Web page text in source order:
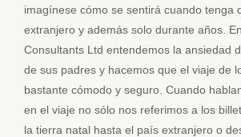
imagínese cómo se sentirá cuando tenga
extranjero y además solo durante años.
Consultants Ltd entendemos la ansiedad
de sus padres y hacemos que el viaje de
bastante cómodo y seguro. Cuando
en el viaje no sólo nos referimos a los
la tierra natal hasta el país extranjero o